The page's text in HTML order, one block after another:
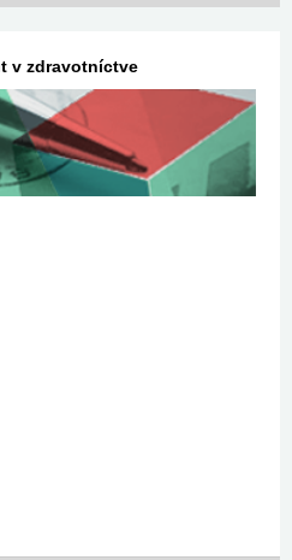
v zdravotníctve